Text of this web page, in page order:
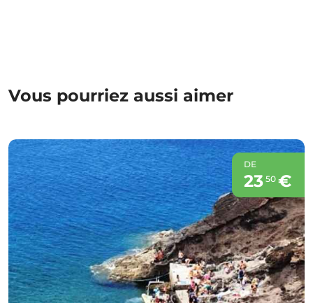
Vous pourriez aussi aimer
DE
23 50€